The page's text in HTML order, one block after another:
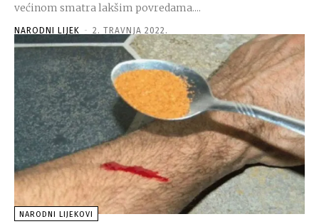
većinom smatra lakšim povredama....
NARODNI LIJEK - 2. TRAVNJA 2022.
NARODNI LIJEKOVI